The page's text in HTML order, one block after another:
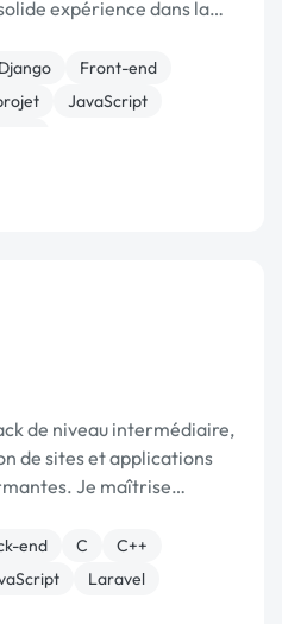
expérience dans la
Mon parcours m'a
Django
Front-end
JavaScript
de niveau intermédiaire,
de sites et applications
Je maîtrise
end C
C++
Laravel